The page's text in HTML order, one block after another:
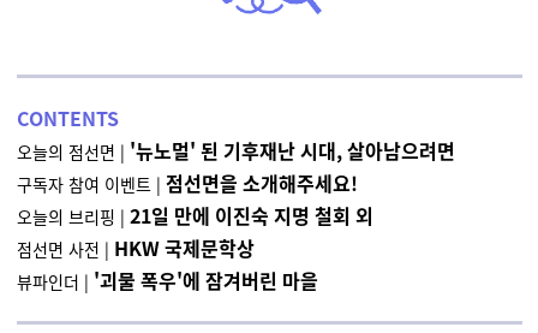
CONTENTS
오늘의 점선면 | '뉴노멀' 된 기후재난 시대, 살아남으려면
구독자 참여 이벤트 | 점선면을 소개해주세요!
오늘의 브리핑 | 21일 만에 이진숙 지명 철회 외
점선면 사전 | HKW 국제문학상
뷰파인더 | '괴물 폭우'에 잠겨버린 마을